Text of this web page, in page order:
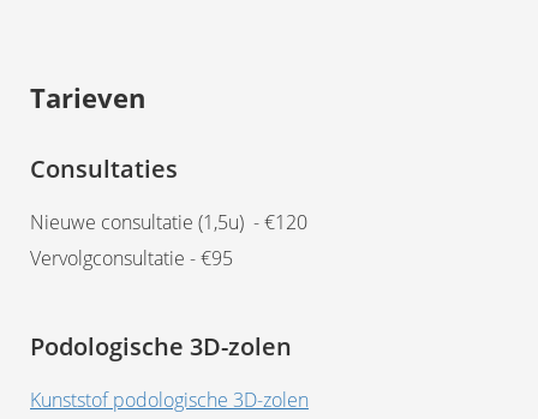
Tarieven
Consultaties
Nieuwe consultatie (1,5u) - €120
Vervolgconsultatie - €95
Podologische 3D-zolen
Kunststof podologische 3D-zolen